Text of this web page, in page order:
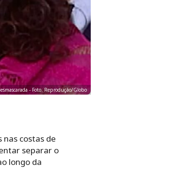
- Foto: Reprodução/Globo
costas de
separar o
longo da